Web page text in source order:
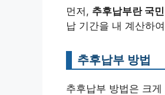
먼저, 추후납부란 국
납 기간을 내 계산하
추후납부 방법
추후납부 방법은 크